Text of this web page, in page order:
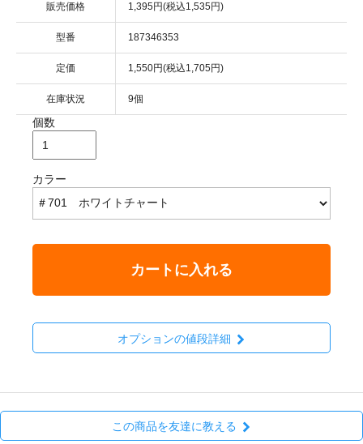
販売価格 1,395円(税込1,535円)
型番 187346353
定価 1,550円(税込1,705円)
在庫状況 9個
個数
カラー
カートに入れる
オプションの値段詳細
この商品を友達に教える